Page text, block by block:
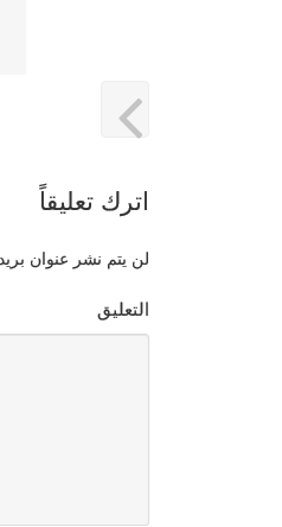
اترك تعليقاً
لن يتم نشر عنوان
التعليق